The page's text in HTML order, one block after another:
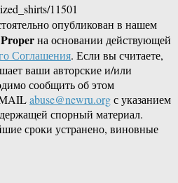
11501
опубликован в нашем
Properна основании действующей
Соглашения. Если вы считаете,
ваши авторские и/или
сообщить об этом
abuse@newru.orgс указанием
спорный материал.
сроки устранено, виновные